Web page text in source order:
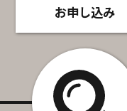
お申し込み